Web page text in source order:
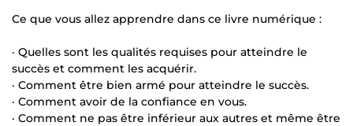
Ce que vous allez apprendre dans ce livre numérique :
· Quelles sont les qualités requises pour atteindre le
succès et comment les acquérir.
· Comment être bien armé pour atteindre le succès.
· Comment avoir de la confiance en vous.
· Comment ne pas être inférieur aux autres et même être